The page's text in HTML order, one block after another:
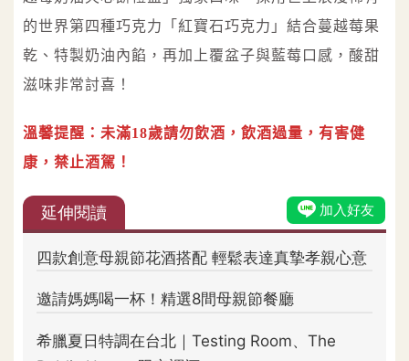
的世界第四種巧克力「紅寶石巧克力」結合蔓越莓果
乾、特製奶油內餡，再加上覆盆子與藍莓口感，酸甜
滋味非常討喜！
溫馨提醒：未滿18歲請勿飲酒，飲酒過量，有害健
康，禁止酒駕！